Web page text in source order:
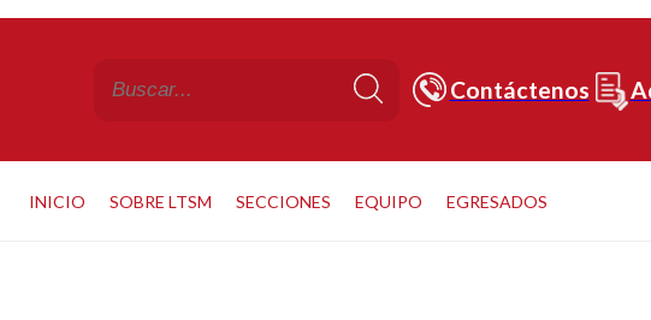
Contáctenos
INICIO SOBRE LTSM SECCIONES EQUIPO EGRESADOS